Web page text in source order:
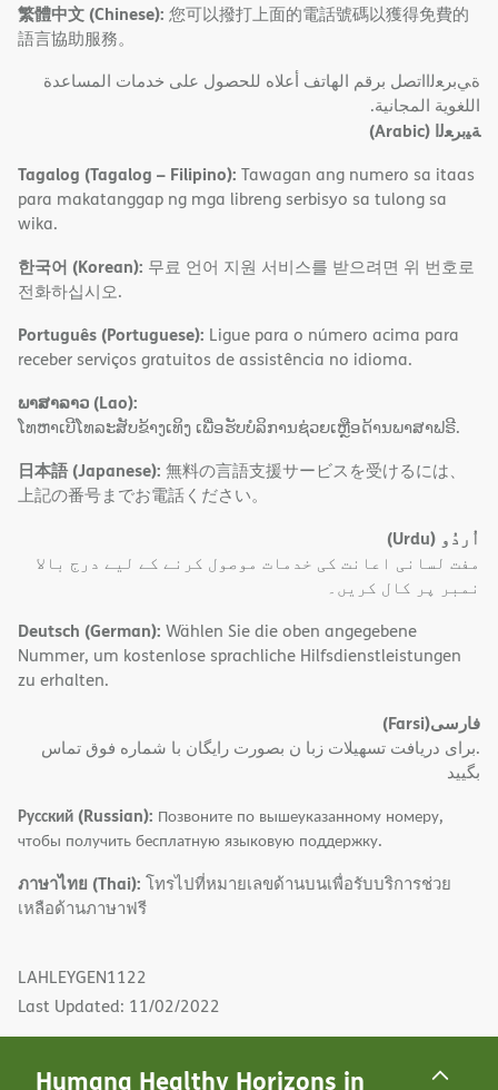
Humana Healthy Horizons in
繁體中文 (Chinese): 您可以撥打上面的電話號碼以獲得免費的
語言協助服務。
ةﻲﺑﺮﻌﻟااﺗﺼﻞ ﺑﺮﻗﻢ اﻟﮭﺎﺗﻒ أﻋﻼه ﻟﻠﺤﺼﻮل ﻋﻠﻰ ﺧﺪﻣﺎت اﻟﻤﺴﺎﻋﺪة
اﻟﻠﻐﻮﯾﺔ اﻟﻤﺠﺎﻧﯿﺔ.
ﺔﯿﺑﺮﻌﻟا (Arabic)
Tagalog (Tagalog – Filipino): Tawagan ang numero sa itaas
para makatanggap ng mga libreng serbisyo sa tulong sa
wika.
한국어 (Korean): 무료 언어 지원 서비스를 받으려면 위 번호로
전화하십시오.
Português (Portuguese): Ligue para o número acima para
receber serviços gratuitos de assistência no idioma.
ພາສາລາວ (Lao):
ໂທຫາເບີໂທລະສັບຂ້າງເທິງ ເພື່ອຮັບບໍລິການຊ່ວຍເຫຼືອດ້ານພາສາຟຣີ.
日本語 (Japanese): 無料の言語支援サービスを受けるには、
上記の番号までお電話ください。
اُردُو (Urdu)
مفت لسانی اعانت کی خدمات موصول کرنے کے لیے درج بالا
نمبر پر کال کریں۔
Deutsch (German): Wählen Sie die oben angegebene
Nummer, um kostenlose sprachliche Hilfsdienstleistungen
zu erhalten.
فارسی(Farsi)
.برای دریافت تسهیلات زبا ن بصورت رایگان با شماره فوق تماس
بگیید
Русский (Russian): Позвоните по вышеуказанному номеру,
чтобы получить бесплатную языковую поддержку.
ภาษาไทย (Thai): โทรไปที่หมายเลขด้านบนเพื่อรับบริการช่วย
เหลือด้านภาษาฟรี
LAHLEYGEN1122
Last Updated: 11/02/2022